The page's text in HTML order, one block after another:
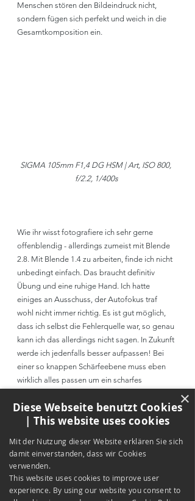
Menschen stören den Bildeindruck nicht,
sondern fügen sich perfekt und weich in die
Gesamtkomposition ein.
SIGMA 105mm F1,4 DG HSM | Art, ISO 800,
f/2.2, 1/400s
Wie ihr wisst fotografiere ich sehr gerne
offenblendig - allerdings zumeist mit Blende
2.8. Mit Blende 1.4 zu arbeiten, finde ich nicht
unbedingt einfach. Das braucht definitiv
Übung und eine ruhige Hand. Ich hatte
einiges an Ausschuss, der Autofokus traf
wohl nicht immer richtig. Es ist gut möglich,
dass ich selbst die Fehlerquelle war, so genau
kann ich das allerdings nicht sagen. In Zukunft
werde ich jedenfalls besser aufpassen! Bei
einer so knappen Schärfeebene muss eben
wirklich alles passen um ein scharfes
Dennoch: Wenn alles passt, spricht das
Ergebnis definitiv für sich. Die Schärfe sitzt
×
Diese Webseite benutzt Cookies
| This website uses cookies
Mit der Nutzung dieser Website erklären Sie sich
damit einverstanden, dass wir Cookies
verwenden.
This website uses cookies to improve user
experience. By using our website you consent to